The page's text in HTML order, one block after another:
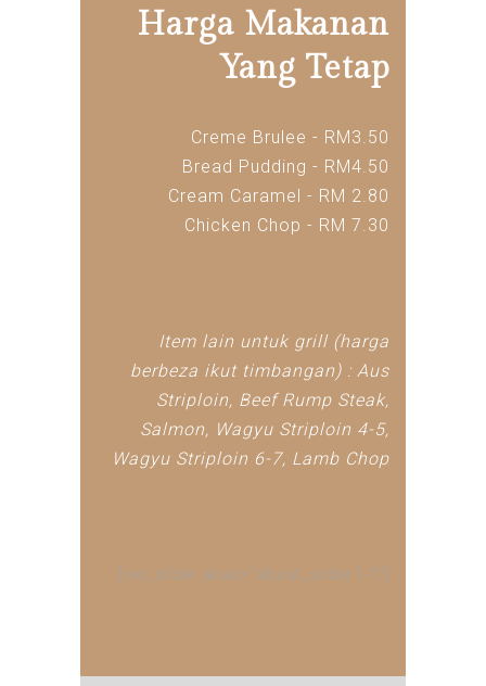
Harga Makanan
Yang Tetap
Creme Brulee - RM3.50
Bread Pudding - RM4.50
Cream Caramel - RM 2.80
Chicken Chop - RM 7.30
Item lain untuk grill (harga
berbeza ikut timbangan) : Aus
Striploin, Beef Rump Steak,
Salmon, Wagyu Striploin 4-5,
Wagyu Striploin 6-7, Lamb Chop